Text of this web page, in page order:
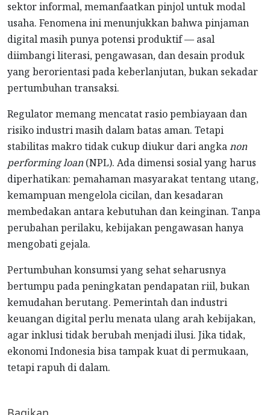
sektor informal, memanfaatkan pinjol untuk modal
usaha. Fenomena ini menunjukkan bahwa pinjaman
digital masih punya potensi produktif — asal
diimbangi literasi, pengawasan, dan desain produk
yang berorientasi pada keberlanjutan, bukan sekadar
pertumbuhan transaksi.
Regulator memang mencatat rasio pembiayaan dan
risiko industri masih dalam batas aman. Tetapi
stabilitas makro tidak cukup diukur dari angkanon
performing loan(NPL). Ada dimensi sosial yang harus
diperhatikan: pemahaman masyarakat tentang utang,
kemampuan mengelola cicilan, dan kesadaran
membedakan antara kebutuhan dan keinginan. Tanpa
perubahan perilaku, kebijakan pengawasan hanya
mengobati gejala.
Pertumbuhan konsumsi yang sehat seharusnya
bertumpu pada peningkatan pendapatan riil, bukan
kemudahan berutang. Pemerintah dan industri
keuangan digital perlu menata ulang arah kebijakan,
agar inklusi tidak berubah menjadi ilusi. Jika tidak,
ekonomi Indonesia bisa tampak kuat di permukaan,
tetapi rapuh di dalam.